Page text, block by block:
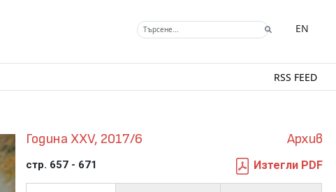
EN
RSS FEED
Година XXV, 2017/6 Архив
стр. 657 - 671 Изтегли PDF